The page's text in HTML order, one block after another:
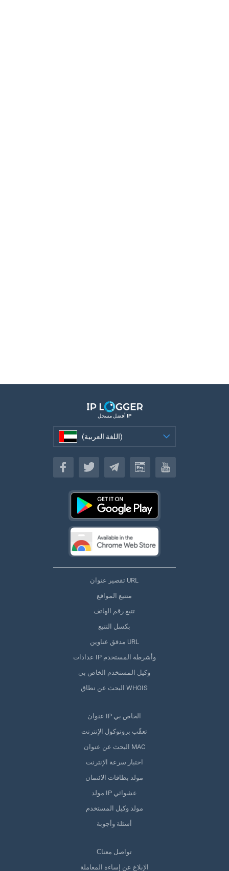
أفضل مسجل IP
(اللغة العربية)
(اللغة العربية)
تقصير عنوان URL
متتبع المواقع
تتبع رقم الهاتف
بكسل التتبع
مدقق عناوين URL
عدادات IP وأشرطة المستخدم
وكيل المستخدم الخاص بي
البحث عن نطاق WHOIS
عنوان IP الخاص بي
تعقّب بروتوكول الإنترنت
البحث عن عنوان MAC
اختبار سرعة الإنترنت
مولد بطاقات الائتمان
مولد IP عشوائي
مولد وكيل المستخدم
أسئلة وأجوبة
Сتواصل معنا
الإبلاغ عن إساءة المعاملة